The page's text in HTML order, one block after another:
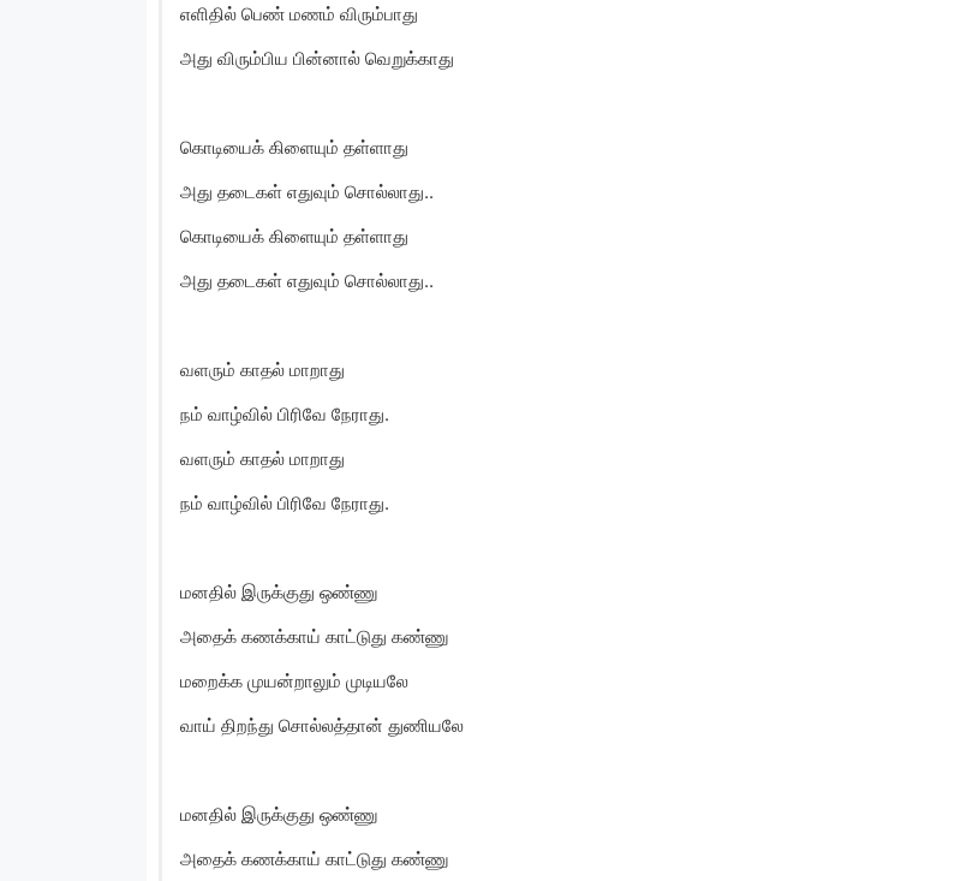
எளிதில் பெண் மணம் விரும்பாது
அது விரும்பிய பின்னால் வெறுக்காது
கொடியைக் கிளையும் தள்ளாது
அது தடைகள் எதுவும் சொல்லாது..
கொடியைக் கிளையும் தள்ளாது
அது தடைகள் எதுவும் சொல்லாது..
வளரும் காதல் மாறாது
நம் வாழ்வில் பிரிவே நேராது.
வளரும் காதல் மாறாது
நம் வாழ்வில் பிரிவே நேராது.
மனதில் இருக்குது ஒண்ணு
அதைக் கணக்காய் காட்டுது கண்ணு
மறைக்க முயன்றாலும் முடியலே
வாய் திறந்து சொல்லத்தான் துணியலே
மனதில் இருக்குது ஒண்ணு
அதைக் கணக்காய் காட்டுது கண்ணு